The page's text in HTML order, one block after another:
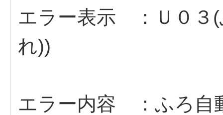
エラー表示 ：Ｕ０３(
れ))
エラー内容 ：ふろ自